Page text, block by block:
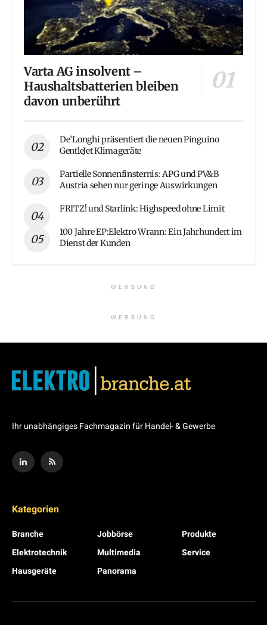
Varta AG insolvent –
Haushaltsbatterien bleiben
davon unberührt
De’Longhi präsentiert die neuen Pinguino
GentleJet Klimageräte
Partielle Sonnenfinsternis: APG und PV&B
Austria sehen nur geringe Auswirkungen
FRITZ! und Starlink: Highspeed ohne Limit
100 Jahre EP:Elektro Wrann: Ein Jahrhundert im
Dienst der Kunden
WERBUNG
WERBUNG
Ihr unabhängiges Fachmagazin für Handel- & Gewerbe
Kategorien
Branche
Elektrotechnik
Hausgeräte
Jobbörse
Multimedia
Panorama
Produkte
Service